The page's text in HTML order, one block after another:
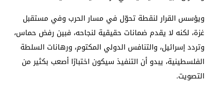
ويؤسس القرار لنقطة تحوّل في مسار الحرب وفي مستقبل
غزة، لكنه لا يقدم ضمانات حقيقية لنجاحه، فبين رفض حماس،
وتردد إسرائيل، والتنافس الدولي المكتوم، ورهانات السلطة
الفلسطينية، يبدو أن التنفيذ سيكون اختبارًا أصعب بكثير من
التصويت.